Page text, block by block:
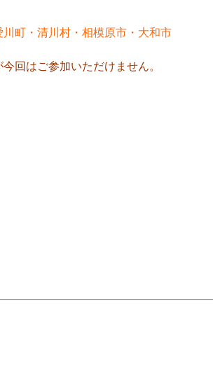
町・清川村・相模原市・大和市
回はご参加いただけません。